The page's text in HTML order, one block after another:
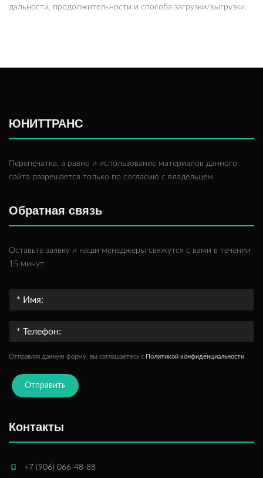
дальности, продолжительности и способа загрузки/выгрузки.
ЮНИТТРАНС
Перепечатка, а равно и использование материалов данного
сайта разрешается только по согласию с владельцем.
Обратная связь
Оставьте заявку и наши менеджеры свяжутся с вами в течении
15 минут
Отправляя данную форму, вы соглашаетесь c Политикой конфиденциальности
Отправить
Контакты
+7 (906) 066-48-88